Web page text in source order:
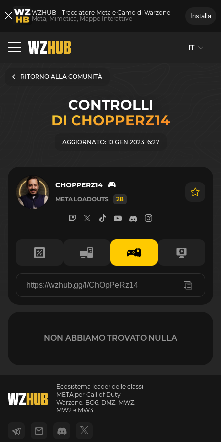
WZHUB - Tracciatore Meta e Camo di Warzone
Meta, Mimetica, Mappe Interattive
Installa
IT
RITORNO ALLA COMUNITÀ
CONTROLLI
DI CHOPPERZ14
AGGIORNATO: 10 GEN 2023 16:27
CHOPPERZ14
META LOADOUTS 28
NON ABBIAMO TROVATO NULLA
Ecosistema leader delle classi
META per Call of Duty
Warzone, BO6, DMZ, MWZ,
MW2 e MW3.